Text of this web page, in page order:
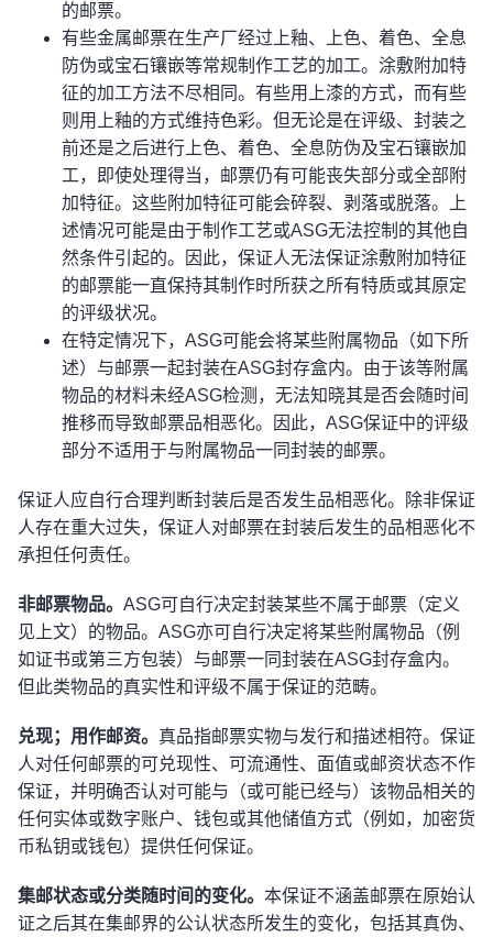
的邮票。
有些金属邮票在生产厂经过上釉、上色、着色、全息
防伪或宝石镶嵌等常规制作工艺的加工。涂敷附加特
征的加工方法不尽相同。有些用上漆的方式，而有些
则用上釉的方式维持色彩。但无论是在评级、封装之
前还是之后进行上色、着色、全息防伪及宝石镶嵌加
工，即使处理得当，邮票仍有可能丧失部分或全部附
加特征。这些附加特征可能会碎裂、剥落或脱落。上
述情况可能是由于制作工艺或ASG无法控制的其他自
然条件引起的。因此，保证人无法保证涂敷附加特征
的邮票能一直保持其制作时所获之所有特质或其原定
的评级状况。
在特定情况下，ASG可能会将某些附属物品（如下所
述）与邮票一起封装在ASG封存盒内。由于该等附属
物品的材料未经ASG检测，无法知晓其是否会随时间
推移而导致邮票品相恶化。因此，ASG保证中的评级
部分不适用于与附属物品一同封装的邮票。
保证人应自行合理判断封装后是否发生品相恶化。除非保证
人存在重大过失，保证人对邮票在封装后发生的品相恶化不
承担任何责任。
非邮票物品。 ASG可自行决定封装某些不属于邮票（定义
见上文）的物品。ASG亦可自行决定将某些附属物品（例
如证书或第三方包装）与邮票一同封装在ASG封存盒内。
但此类物品的真实性和评级不属于保证的范畴。
兑现；用作邮资。 真品指邮票实物与发行和描述相符。保证
人对任何邮票的可兑现性、可流通性、面值或邮资状态不作
保证，并明确否认对可能与（或可能已经与）该物品相关的
任何实体或数字账户、钱包或其他储值方式（例如，加密货
币私钥或钱包）提供任何保证。
集邮状态或分类随时间的变化。 本保证不涵盖邮票在原始认
证之后其在集邮界的公认状态所发生的变化，包括其真伪、